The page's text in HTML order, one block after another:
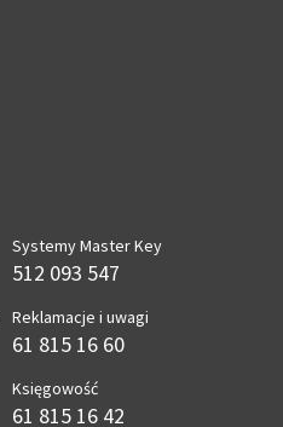
Systemy Master Key
512 093 547
Reklamacje i uwagi
61 815 16 60
Księgowość
61 815 16 42